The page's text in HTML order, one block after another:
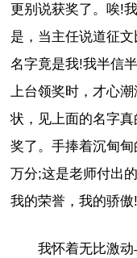
更别说获奖了。唉!
是，当主任说道征
名字竟是我!我半信
上台领奖时，才心
状，见上面的名字
奖了。手捧着沉甸
万分;这是老师付出
我的荣誉，我的骄
我怀着无比激